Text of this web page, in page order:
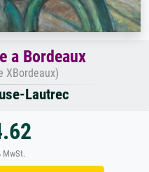
a Bordeaux
XBordeaux)
Lautrec
MwSt.